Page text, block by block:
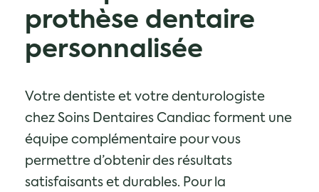
prothèse dentaire
personnalisée
Votre dentiste et votre denturologiste
chez Soins Dentaires Candiac forment une
équipe complémentaire pour vous
permettre d’obtenir des résultats
satisfaisants et durables. Pour la